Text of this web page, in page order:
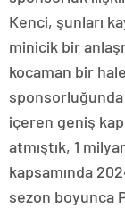
Kenci, şunları
minicik bir
kocaman bir
sponsorluğunda
içeren geniş
atmıştık, 1
kapsamında
sezon boyunca